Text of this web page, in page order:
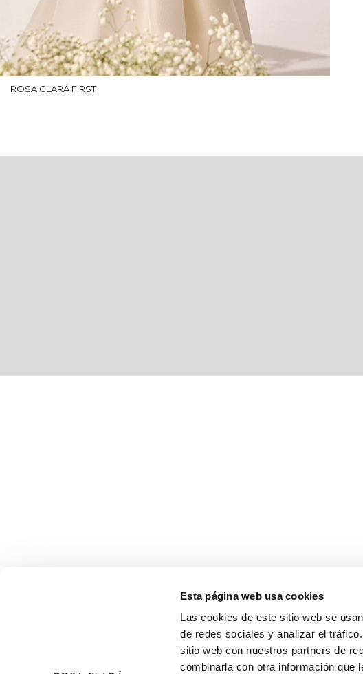
Esta página web usa cookies
Las cookies de este sitio web se
de redes sociales y analizar el
sitio web con nuestros partners de
combinarla con otra información que
ROSA CLARÁ FIRST